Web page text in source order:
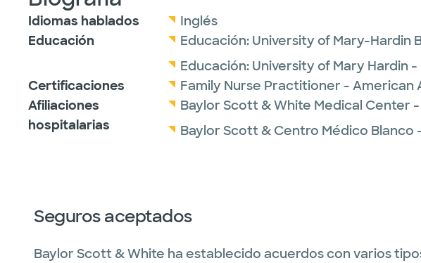
Idiomas hablados
Inglés
Educación
Educación: University of Mary-Hardin
Educación: University of Mary Hardin -
Certificaciones
Family Nurse Practitioner - American
Afiliaciones
hospitalarias
Baylor Scott & White Medical Center
Baylor Scott & Centro Médico Blanco
Seguros aceptados
Baylor Scott & White ha establecido acuerdos con varios